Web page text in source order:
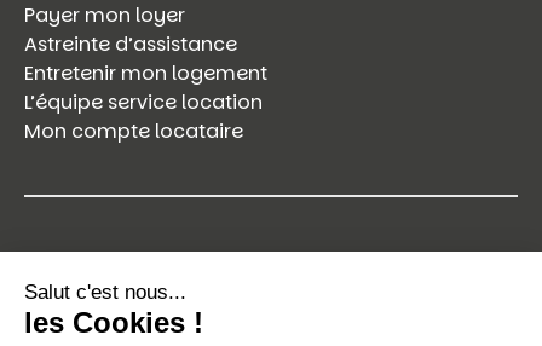
Payer mon loyer
Astreinte d’assistance
Entretenir mon logement
L’équipe service location
Mon compte locataire
29 rue Jo Gouttebarge
42000, Saint-Étienne CEDEX 1